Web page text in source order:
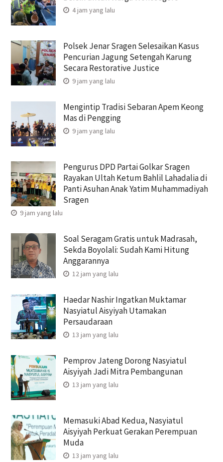
4 jam yang lalu
Polsek Jenar Sragen Selesaikan Kasus
Pencurian Jagung Setengah Karung
Secara Restorative Justice
9 jam yang lalu
Mengintip Tradisi Sebaran Apem Keong
Mas di Pengging
9 jam yang lalu
Pengurus DPD Partai Golkar Sragen
Rayakan Ultah Ketum Bahlil Lahadalia di
Panti Asuhan Anak Yatim Muhammadiyah
Sragen
9 jam yang lalu
Soal Seragam Gratis untuk Madrasah,
Sekda Boyolali: Sudah Kami Hitung
Anggarannya
12 jam yang lalu
Haedar Nashir Ingatkan Muktamar
Nasyiatul Aisyiyah Utamakan
Persaudaraan
13 jam yang lalu
Pemprov Jateng Dorong Nasyiatul
Aisyiyah Jadi Mitra Pembangunan
13 jam yang lalu
Memasuki Abad Kedua, Nasyiatul
Aisyiyah Perkuat Gerakan Perempuan
Muda
13 jam yang lalu